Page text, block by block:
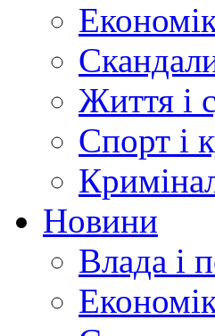
Життя і
Спорт і
Новини
Влада і